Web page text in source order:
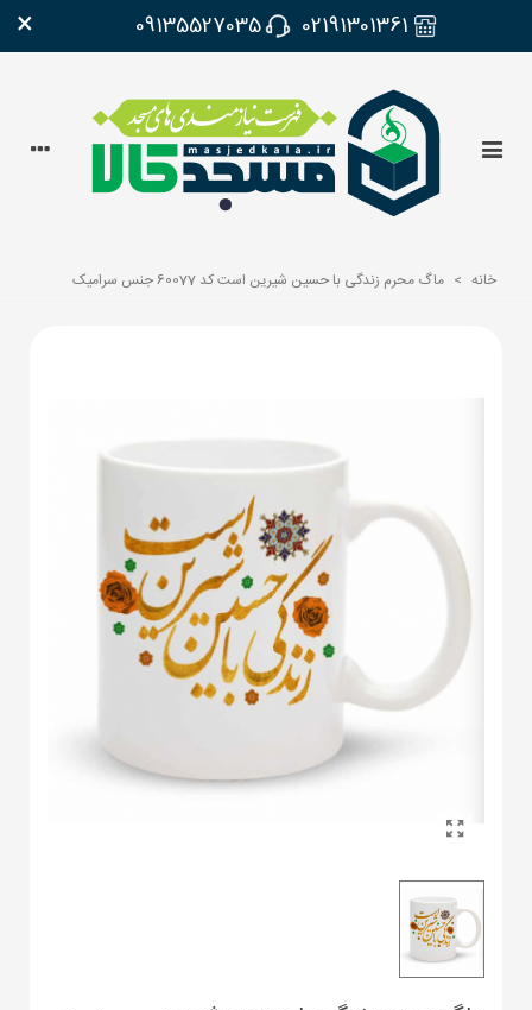
02191301361
09135527035
×
خانه > ماگ محرم زندگی با حسین شیرین است کد 60077 جنس سرامیک